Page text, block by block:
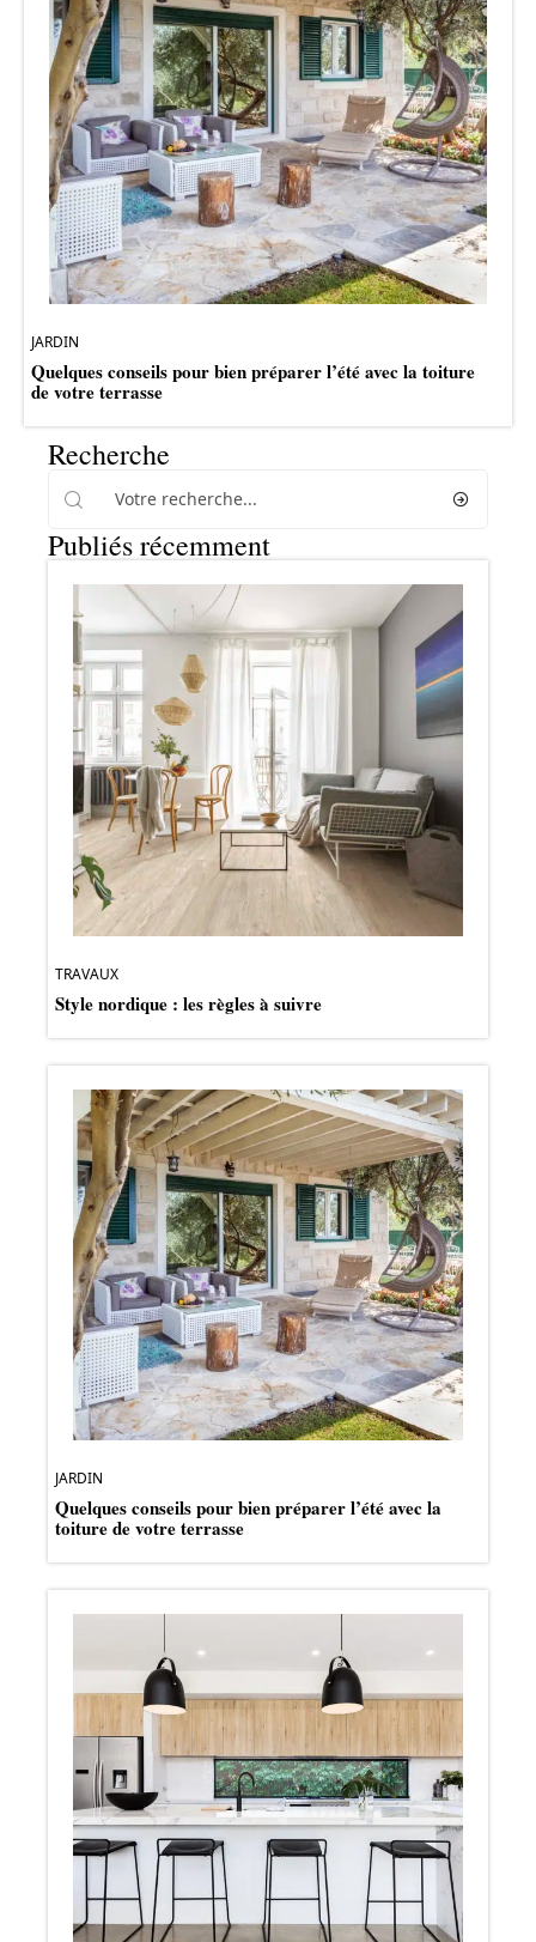
JARDIN
Quelques conseils pour bien préparer l’été avec la toiture
de votre terrasse
Recherche
Publiés récemment
TRAVAUX
Style nordique : les règles à suivre
JARDIN
Quelques conseils pour bien préparer l’été avec la
toiture de votre terrasse